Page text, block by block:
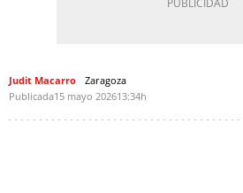
Judit Macarro
Zaragoza
Publicada15 mayo 202613:34h